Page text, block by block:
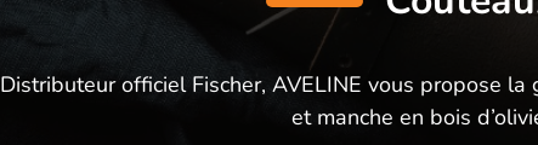
Distributeur officiel Fischer, AVELINE vous propose
et manche en bois